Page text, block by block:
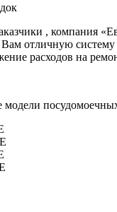
, компания
отличную систему
расходов на
модели